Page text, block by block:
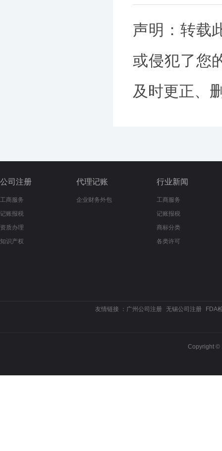
声明：转载
或侵犯了您
及时更正、
公司注册
工商服务
记账报税
资质办理
知识产权
代理记账
企业财务外包
行业新闻
工商服务
记账报税
商标分类
各类许可
友情链接 ： 广州公司注册 无锡公司注册 FDA
Copyright ©